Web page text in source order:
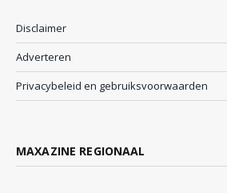
Disclaimer
Adverteren
Privacybeleid en gebruiksvoorwaarden
MAXAZINE REGIONAAL